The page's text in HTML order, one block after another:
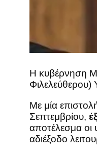
Η κυβέρνηση
Με μία
Σεπτεμβρίου,
αποτέλεσμα οι
αδιέξοδο